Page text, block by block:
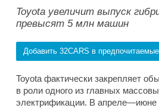
Toyota увеличит выпуск
превысят 5 млн машин
Добавить 32CARS в
Toyota фактически закрепляет
в роли одного из главных
электрификации. В апреле—июне